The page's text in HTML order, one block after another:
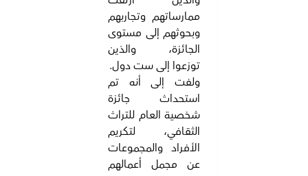
ممارساتهم وتجاربهم
وبحوثهم إلى مستوى
الجائزة، والذين
توزعوا إلى ست دول.
ولفت إلى أنه تم
استحداث جائزة
شخصية العام للتراث
الثقافي، لتكريم
الأفراد والمجموعات
عن مجمل أعمالهم